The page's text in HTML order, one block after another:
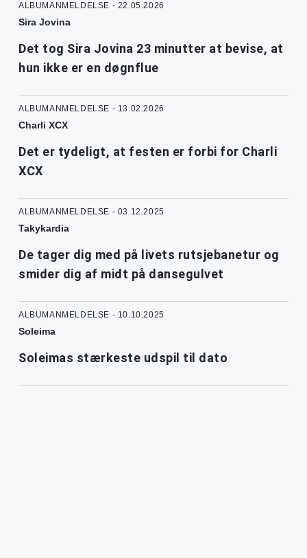
ALBUMANMELDELSE - 22.05.2026
Sira Jovina
Det tog Sira Jovina 23 minutter at bevise, at
hun ikke er en døgnflue
ALBUMANMELDELSE - 13.02.2026
Charli XCX
Det er tydeligt, at festen er forbi for Charli
XCX
ALBUMANMELDELSE - 03.12.2025
Takykardia
De tager dig med på livets rutsjebanetur og
smider dig af midt på dansegulvet
ALBUMANMELDELSE - 10.10.2025
Soleima
Soleimas stærkeste udspil til dato